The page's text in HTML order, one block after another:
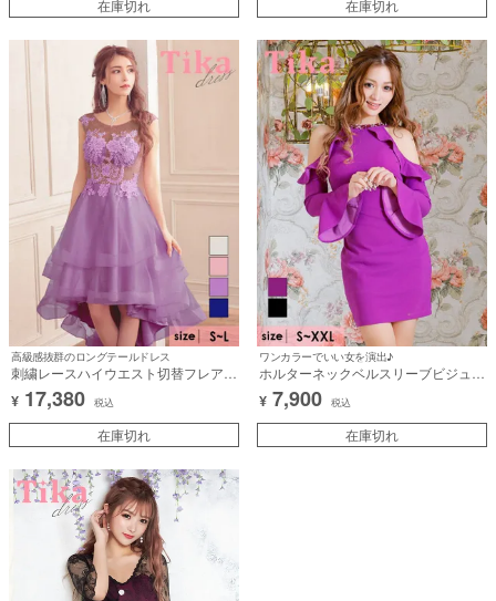
在庫切れ 在庫切れ
高級感抜群のロングテールドレス
刺繍レースハイウエスト切替フレアノ
ースリーブロングテールチュールドレ
ス (Sサイズ～Lサイズ) (一条響/キャバ
ドレス着用)
¥ 17,380 税込
在庫切れ
ワンカラーでいい女を演出♪
ホルターネックベルスリーブビジュー
長袖 袖ありタイトミニドレス (Sサイ
ズ～XXLサイズ) (なぎ/キャバドレス
着用)
¥ 7,900 税込
在庫切れ